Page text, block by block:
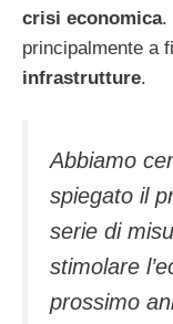
crisi economica.
principalmente a
infrastrutture.
Abbiamo
spiegato il
serie di
stimolare
prossimo